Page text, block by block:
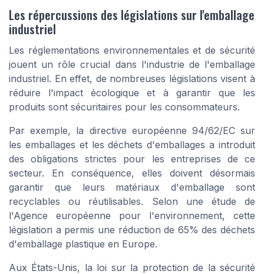
Les répercussions des législations sur l'emballage
industriel
Les réglementations environnementales et de sécurité
jouent un rôle crucial dans l'industrie de l'emballage
industriel. En effet, de nombreuses législations visent à
réduire l'impact écologique et à garantir que les
produits sont sécuritaires pour les consommateurs.
Par exemple, la directive européenne 94/62/EC sur
les emballages et les déchets d'emballages a introduit
des obligations strictes pour les entreprises de ce
secteur. En conséquence, elles doivent désormais
garantir que leurs matériaux d'emballage sont
recyclables ou réutilisables. Selon une étude de
l'Agence européenne pour l'environnement, cette
législation a permis une réduction de 65% des déchets
d'emballage plastique en Europe.
Aux États-Unis, la loi sur la protection de la sécurité